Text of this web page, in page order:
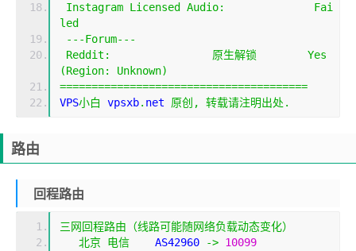
Instagram Licensed Audio:
Fai
led
---Forum---
Reddit : 原生解锁
Yes
(Region: Unknown)
=======================================
VPS小白 vpsxb. net 原创, 转载请注明出处.
路由
回程路由
三网回程路由（线路可能随网络负载动态变化）
北京 电信
    AS42960
-> 10099